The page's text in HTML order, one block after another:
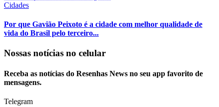
Cidades
Por que Gavião Peixoto é a cidade com melhor qualidade de
vida do Brasil pelo terceiro...
Nossas notícias no celular
Receba as notícias do Resenhas News no seu app favorito de
mensagens.
Telegram